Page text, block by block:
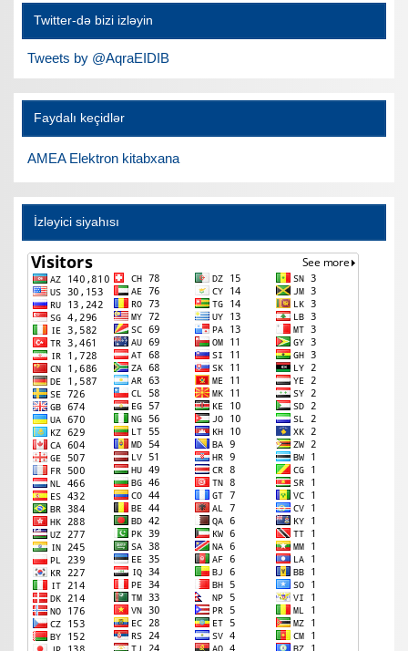
Twitter-də bizi izləyin
Tweets by @AqraEIDIB
Faydalı keçidlər
AMEA Elektron kitabxana
İzləyici siyahısı